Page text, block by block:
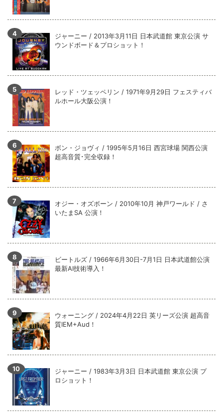
ジャーニー / 1979年5月8+9日 コロラド州 2公演 SBD 完全収録！
ジャーニー / 2013年3月11日 日本武道館 東京公演 サ
ウンドボード＆プロショット！
レッド・ツェッペリン / 1971年9月29日 フェスティバ
ルホール大阪公演！
ボン・ジョヴィ / 1995年5月16日 西宮球場 関西公演
超高音質･完全収録！
オジー・オズボーン / 2010年10月 神戸ワールド / さ
いたまSA 公演！
ビートルズ / 1966年6月30日-7月1日 日本武道館公演
最新AI技術導入！
ウォーニング / 2024年4月22日 英リーズ公演 超高音
質IEM+Aud！
ジャーニー / 1983年3月3日 日本武道館 東京公演 プ
ロショット！